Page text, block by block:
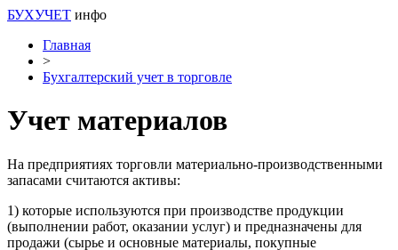
БУХУЧЕТ инфо
Главная
>
Бухгалтерский учет в торговле
Учет материалов
На предприятиях торговли материально-производственными
запасами считаются активы:
1) которые используются при производстве продукции
(выполнении работ, оказании услуг) и предназначены для
продажи (сырье и основные материалы, покупные